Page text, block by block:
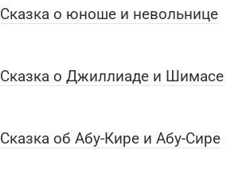
Сказка о юноше и невольнице
Сказка о Джиллиаде и Шимасе
Сказка об Абу-Кире и Абу-Сире